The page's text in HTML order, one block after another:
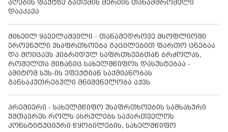
აღების ფაქტზე ბათუმის მერიის თანამშრომელი
დააკავა
მიხეილ ყაველაშვილი - თანამედროვე მსოფლიოში
ეროვნული უსაფრთხოება გაცილებით ფართო ცნებაა
და მოიცავს ჰიბრიდულ საფრთხეებთან ბრძოლას,
რომელთა მიზანიც სახელმწიფოს დასუსტებაა -
ამიტომ სუს-ის ეფექტიან საქმიანობას
განსაკუთრებული მნიშვნელობა აქვს
პრემიერი - სახელმწიფო უსაფრთხოების სამსახური
უმთავრეს როლს ასრულებს საქართველოს
კონსტიტუციური წყობილების, სახელმწიფო